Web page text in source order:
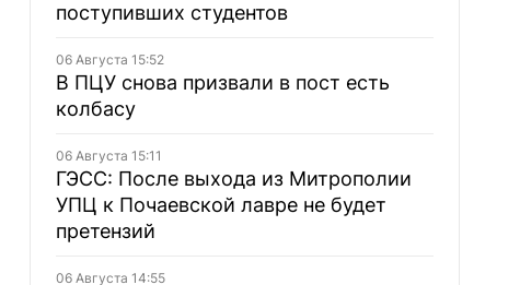
поступивших студентов
06 Августа 15:52
В ПЦУ снова призвали в пост есть
колбасу
06 Августа 15:11
ГЭСС: После выхода из Митрополии
УПЦ к Почаевской лавре не будет
претензий
06 Августа 14:55